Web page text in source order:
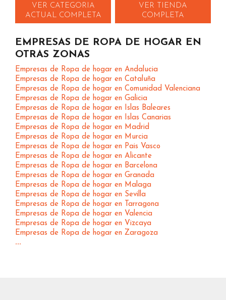
VER CATEGORIA
ACTUAL COMPLETA
VER TIENDA
COMPLETA
EMPRESAS DE ROPA DE HOGAR EN
OTRAS ZONAS
Empresas de Ropa de hogar en Andalucia
Empresas de Ropa de hogar en Cataluña
Empresas de Ropa de hogar en Comunidad Valenciana
Empresas de Ropa de hogar en Galicia
Empresas de Ropa de hogar en Islas Baleares
Empresas de Ropa de hogar en Islas Canarias
Empresas de Ropa de hogar en Madrid
Empresas de Ropa de hogar en Murcia
Empresas de Ropa de hogar en Pais Vasco
Empresas de Ropa de hogar en Alicante
Empresas de Ropa de hogar en Barcelona
Empresas de Ropa de hogar en Granada
Empresas de Ropa de hogar en Malaga
Empresas de Ropa de hogar en Sevilla
Empresas de Ropa de hogar en Tarragona
Empresas de Ropa de hogar en Valencia
Empresas de Ropa de hogar en Vizcaya
Empresas de Ropa de hogar en Zaragoza
...